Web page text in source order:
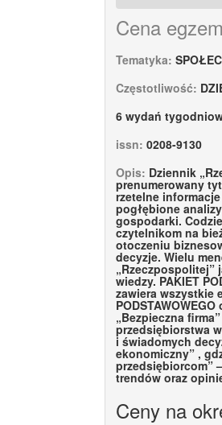
Cena
Tematyka:
Częstotliwość:
6 wydań
issn: 0208-9130
Opis: Dziennik
prenumerowany
rzetelne
pogłębione
gospodarki.
czytelnikom na
otoczeniu
decyzje. Wielu
„Rzeczpospolitej”
wiedzy. PAKIET
zawiera wszystkie
„Bezpieczna
przedsiębiorstwa
i świadomych
ekonomiczny” ,
przedsiębiorcom”
trendów oraz
Ceny na